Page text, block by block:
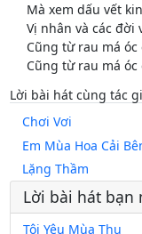
Mà xem dấu vết
Vị nhân và các đời
Cũng từ rau má
Cũng từ rau má
Lời bài hát cùng tác
Chơi Vơi
Em Mùa Hoa Cải
Lặng Thầm
Lời bài hát bạn
Tôi Yêu Mùa Thu